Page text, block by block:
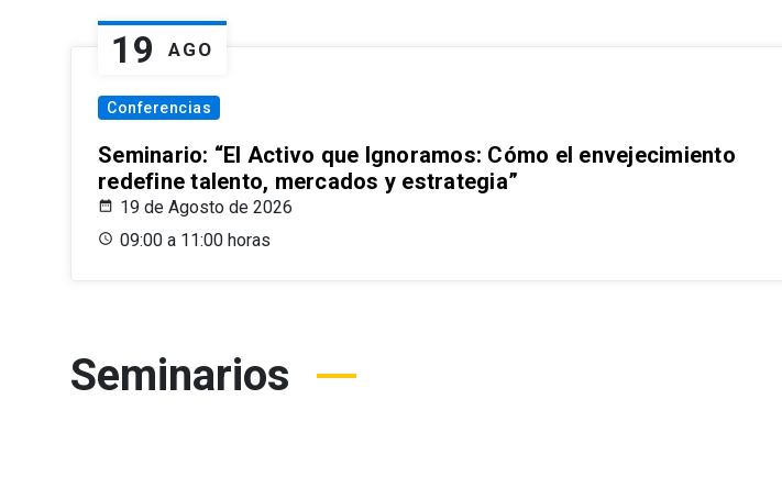
19 AGO
Conferencias
Seminario: “El Activo que Ignoramos: Cómo el envejecimiento
redefine talento, mercados y estrategia”
19 de Agosto de 2026
09:00 a 11:00 horas
Seminarios